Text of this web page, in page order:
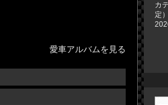
愛車アルバムを見る
カ
定）